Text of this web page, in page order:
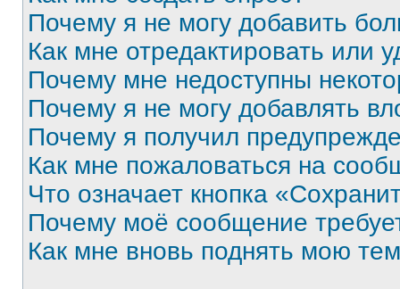
Почему я не могу добавить
Как мне отредактировать или
Почему мне недоступны
Почему я не могу добавлять
Почему я получил
Как мне пожаловаться на
Что означает кнопка
Почему моё сообщение
Как мне вновь поднять мою